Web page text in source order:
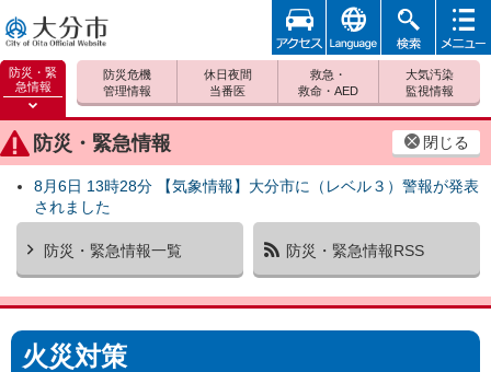
大分市
防災・緊
急情報
防災緊
急情報
を開く
防災・緊急情報 閉じる
8月6日 13時28分 【気象情報】大分市に（レベル３）警報が発表
されました
防災・緊急情報一覧 防災・緊急情報RSS
防災危機
管理情報
休日夜間
当番医
救急・
救命・AED
大気汚染
監視情報
アクセ
ス
foreign 検索
メニュ
火災対策